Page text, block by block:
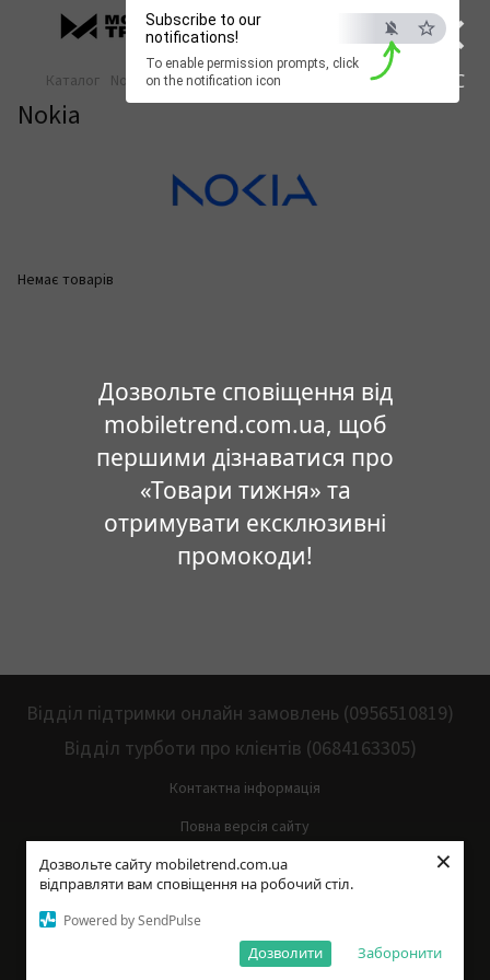
Дозвольте сайту mobiletrend.com.ua
відправляти вам сповіщення на робочий стіл.
Powered by SendPulse
Заборонити
Дозволити
×
×
ESC
Дозвольте сповіщення від
mobiletrend.com.ua, щоб
першими дізнаватися про
«Товари тижня» та
отримувати ексклюзивні
промокоди!
Subscribe to our
notifications!
To enable permission prompts, click
on the notification icon
Каталог Nokia
Nokia
Немає товарів
Відділ підтримки онлайн замовлень (0956510819)
Відділ турботи про клієнтів (0684163305)
Контактна інформація
Повна версія сайту
Мапа сайту
Рус